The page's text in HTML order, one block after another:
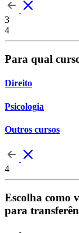
3
4
Para qual
Direito
Psicologia
Outros cursos
4
Escolha como
para